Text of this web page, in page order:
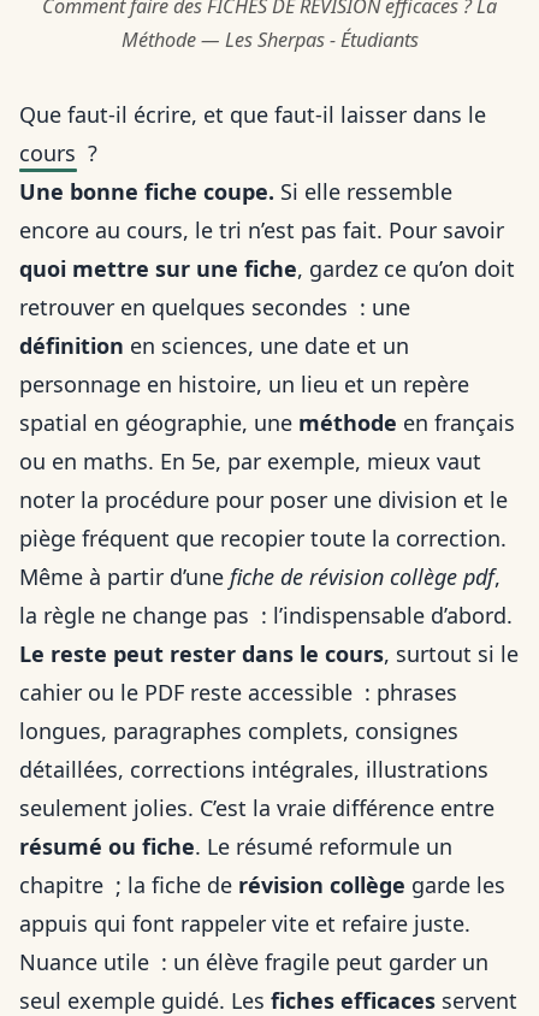
Comment faire des FICHES DE RÉVISION efficaces ? La
Méthode — Les Sherpas - Étudiants
Que faut-il écrire, et que faut-il laisser dans le
cours ?
Une bonne fiche coupe. Si elle ressemble
encore au cours, le tri n’est pas fait. Pour savoir
quoi mettre sur une fiche, gardez ce qu’on doit
retrouver en quelques secondes : une
définition en sciences, une date et un
personnage en histoire, un lieu et un repère
spatial en géographie, une méthode en français
ou en maths. En 5e, par exemple, mieux vaut
noter la procédure pour poser une division et le
piège fréquent que recopier toute la correction.
Même à partir d’une fiche de révision collège pdf,
la règle ne change pas : l’indispensable d’abord.
Le reste peut rester dans le cours, surtout si le
cahier ou le PDF reste accessible : phrases
longues, paragraphes complets, consignes
détaillées, corrections intégrales, illustrations
seulement jolies. C’est la vraie différence entre
résumé ou fiche. Le résumé reformule un
chapitre ; la fiche de révision collège garde les
appuis qui font rappeler vite et refaire juste.
Nuance utile : un élève fragile peut garder un
seul exemple guidé. Les fiches efficaces servent